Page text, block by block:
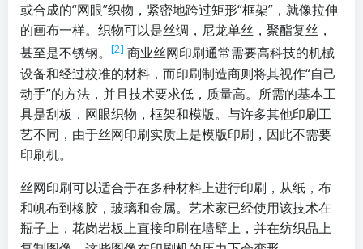
或合成的“网眼”织物，紧密地跨过矩形“框架”，就像拉伸
的画布一样。织物可以是丝绸，尼龙单丝，聚酯复丝，
甚至是不锈钢。
[2] 商业丝网印刷通常需要高科技的机械
设备和经过校准的材料，而印刷制造商则将其视作“自己
动手”的方法，并且技术要求低，质量高。所需的基本工
具是刮板，网眼织物，框架和模版。与许多其他印刷工
艺不同，由于丝网印刷实质上是模版印刷，因此不需要
印刷机。
丝网印刷可以适合于在多种材料上进行印刷，从纸，布
和帆布到橡胶，玻璃和金属。艺术家已经使用该技术在
瓶子上，花岗岩板上直接印刷在墙壁上，并在纺织品上